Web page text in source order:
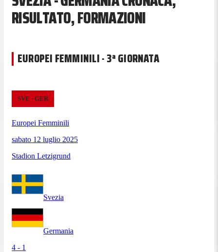
RISULTATO, FORMAZIONI
EUROPEI FEMMINILI · 3ª GIORNATA
SVE · GER
Europei Femminili
sabato 12 luglio 2025
Stadion Letzigrund
Svezia
Germania
4 - 1